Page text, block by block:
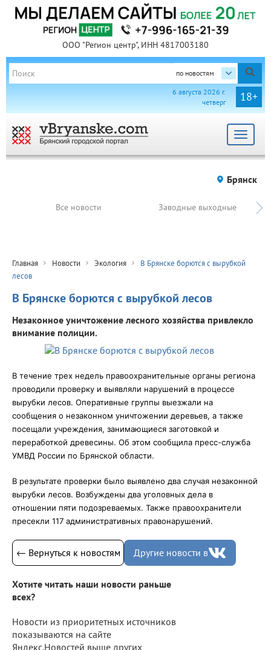
ООО "Регион центр", ИНН 4817003180
по новостям
18+
6 августа 2026 г.
четверг
Toggle
Брянск
Все новости Заводные выходные
Главная Новости Экология
В Брянске борются с вырубкой
лесов
В Брянске борются с вырубкой лесов
Незаконное уничтожение лесного хозяйства привлекло
внимание полиции.
В течение трех недель правоохранительные органы региона
проводили проверку и выявляли нарушений в процессе
вырубки лесов. Оперативные группы выезжали на
сообщения о незаконном уничтожении деревьев, а также
посещали учреждения, занимающиеся заготовкой и
переработкой древесины. Об этом сообщила пресс-служба
УМВД России по Брянской области.
В результате проверки было выявлено два случая незаконной
вырубки лесов. Возбуждены два уголовных дела в
отношении пяти подозреваемых. Также правоохранители
пресекли 117 административных правонарушений.
← Вернуться к новостям Другие новости в
Хотите читать наши новости раньше
всех?
Новости из приоритетных источников
показываются на сайте
Яндекс.Новостей выше других